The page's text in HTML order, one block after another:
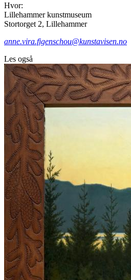
Hvor:
Lillehammer kunstmuseum
Stortorget 2, Lillehammer
anne.vira.figenschou@kunstavisen.no
Les også